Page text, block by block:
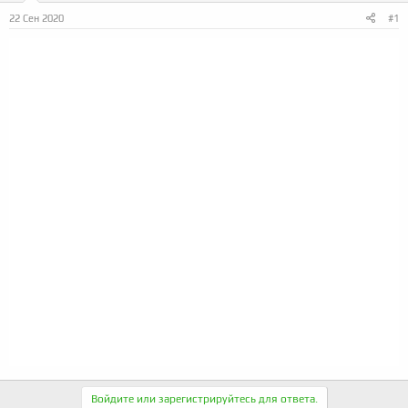
а
22 Сен 2020 #1
Войдите или зарегистрируйтесь для ответа.